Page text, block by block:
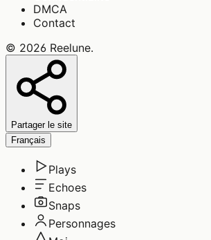
DMCA
Contact
© 2026 Reelune.
Partager le site
Français
Plays
Echoes
Snaps
Personnages